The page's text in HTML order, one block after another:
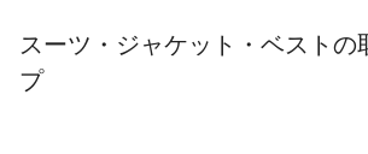
スーツ・ジャケット・ベストの
プ